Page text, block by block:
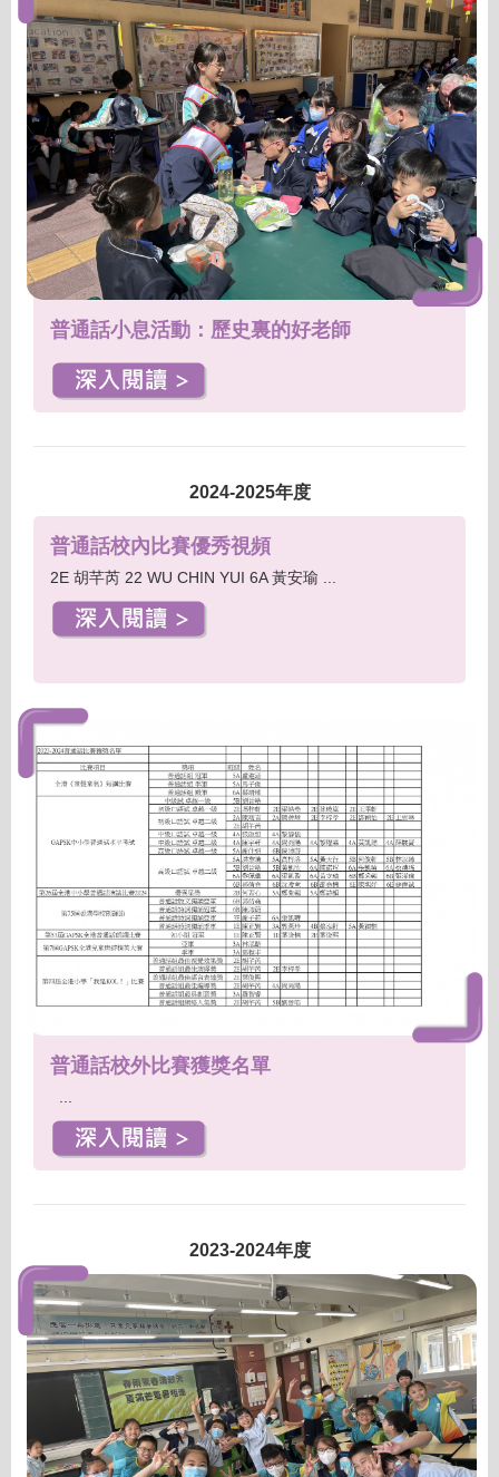
普通話小息活動：歷史裏的好老師
2024-2025年度
普通話校內比賽優秀視頻
2E 胡芊芮 22 WU CHIN YUI 6A 黃安瑜 ...
普通話校外比賽獲獎名單
2023-2024年度